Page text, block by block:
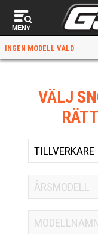
MENY
INGEN MODELL VALD
VÄLJ